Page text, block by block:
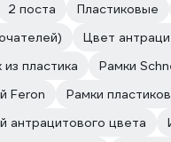
2 поста Пластиковые
Цвет
пластика Рамки
Feron
Рамки
антрацитового цвета